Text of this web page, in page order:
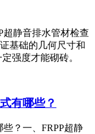
超静音排水管材检查
基础的几何尺寸和
强度才能砌砖。
有哪些？
？一、FRPP超静